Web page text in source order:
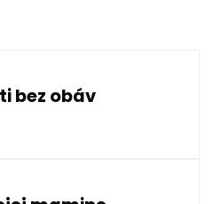
bez obáv